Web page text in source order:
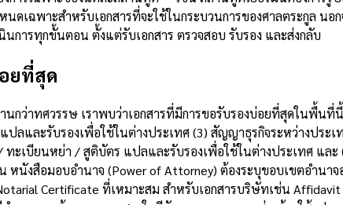
ฉพาะสำหรับเอกสารที่จะใช้ในกระบวนการของศาลตระกูล นอ
การทุกขั้นตอน ตั้งแต่รับเอกสาร ตรวจสอบ รับรอง และส่งกลับ
ยที่สุด
กว่าทศวรรษ เราพบว่าเอกสารที่มีการขอรับรองบ่อยที่สุดในพื้น
และรับรองเพื่อใช้ในต่างประเทศ (3) สัญญาธุรกิจระหว่างประ
ะเบียนหย่า / สูติบัตร แปลและรับรองเพื่อใช้ในต่างประเทศ และ
หนังสือมอบอำนาจ (Power of Attorney) ต้องระบุขอบเขตอำนา
Certificate ที่เหมาะสม สำหรับเอกสารบริษัทเช่น